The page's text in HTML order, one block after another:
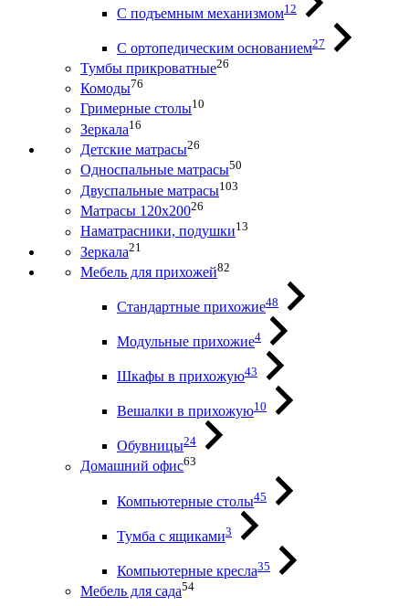
С подъемным механизмом12
С ортопедическим основанием27
Тумбы прикроватные26
Комоды76
Гримерные столы10
Зеркала16
Детские матрасы26
Односпальные матрасы50
Двуспальные матрасы103
Матрасы 120х20026
Наматрасники, подушки13
Зеркала21
Мебель для прихожей82
Стандартные прихожие48
Модульные прихожие4
Шкафы в прихожую43
Вешалки в прихожую10
Обувницы24
Домашний офис63
Компьютерные столы45
Тумба с ящиками3
Компьютерные кресла35
Мебель для сада54